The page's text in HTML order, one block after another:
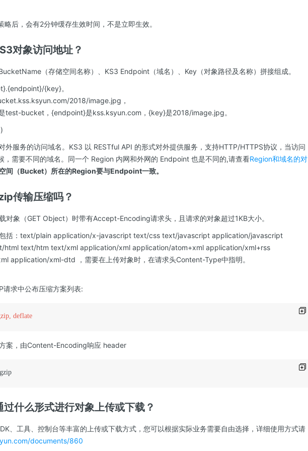
略后，会有2分钟缓存生效时间，不是立即生效。
对象访问地址？
（存储空间名称）、KS3 Endpoint（域名）、Key（对象路径及名称）拼接组成。
{key}。
2018/image.jpg，
test-bucket，{endpoint}是kss.ksyun.com，{key}是2018/image.jpg。
外服务的访问域名。KS3 以 RESTful API 的形式对外提供服务，支持HTTP/HTTPS协议，当访问
，需要不同的域名。同一个 Region 内网和外网的 Endpoint 也是不同的,请查看Region和域名的对
间（Bucket）所在的Region要与Endpoint一致。
传输压缩吗？
对象（GET Object）时带有Accept-Encoding请求头，且请求的对象超过1KB大小。
包括：text/plain application/x-javascript text/css text/javascript application/javascript
html text/htm text/xml application/xml application/atom+xml application/xml+rss
application/xml-dtd ，需要在上传对象时，在请求头Content-Type中指明。
请求中公布压缩方案列表:
deflate
案，由Content-Encoding响应 header
什么形式进行对象上传或下载？
、工具、控制台等丰富的上传或下载方式，您可以根据实际业务需要自由选择，详细使用方式请
documents/860